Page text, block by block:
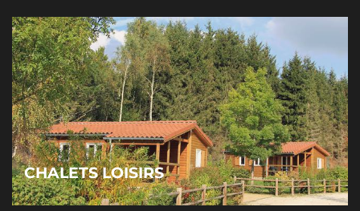
CHALETS LOISIRS